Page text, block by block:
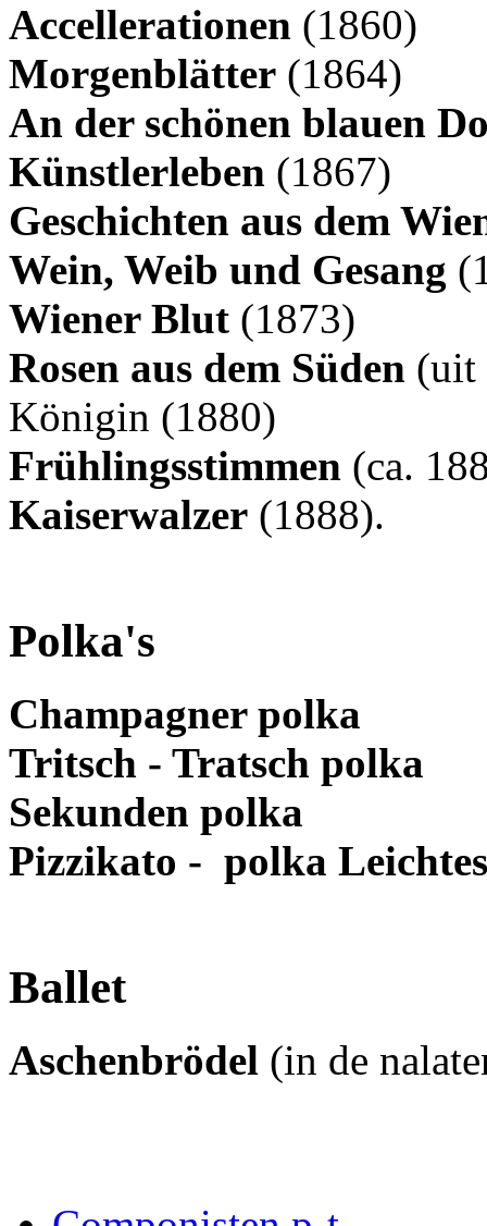
Accellerationen (1860)
Morgenblätter (1864)
An der schönen blauen
Künstlerleben (1867)
Geschichten aus dem
Wein, Weib und Gesang
Wiener Blut (1873)
Rosen aus dem Süden (uit
Königin (1880)
Frühlingsstimmen (ca.
Kaiserwalzer (1888).
Polka's
Champagner polka
Tritsch - Tratsch polka
Sekunden polka
Pizzikato - polka
Ballet
Aschenbrödel (in de